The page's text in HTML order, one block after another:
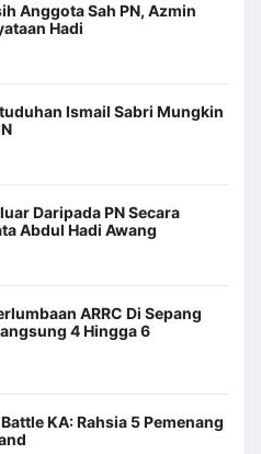
Anggota Sah PN, Azmin
Hadi
Ismail Sabri Mungkin
Daripada PN Secara
Abdul Hadi Awang
ARRC Di Sepang
4 Hingga 6
KA: Rahsia 5 Pemenang